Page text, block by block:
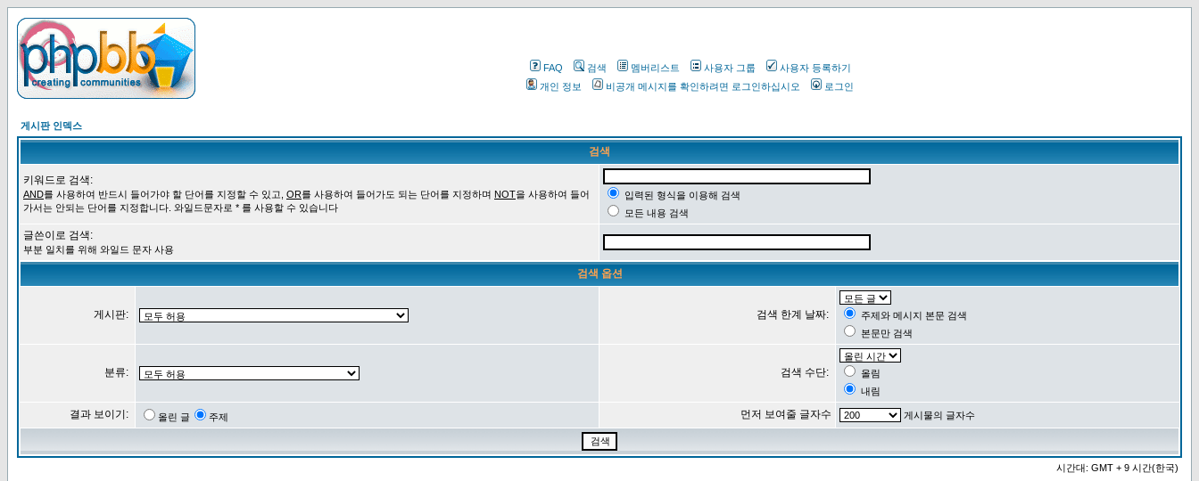
FAQ 검색 멤버리스트 사용자 그룹
사용자 등록하기
개인 정보
비공개 메시지를 확인하려면 로그인하십시오 로그인
게시판 인덱스
검색
키워드로 검색:
AND를 사용하여 반드시 들어가야 할 단어를 지정할 수 있고, OR를 사용하여 들어가도 되는 단어를 지정하며 NOT을 사용하여 들어
가서는 안되는 단어를 지정합니다. 와일드문자로 * 를 사용할 수 있습니다
입력된 형식을 이용해 검색
모든 내용 검색
글쓴이로 검색:
부분 일치를 위해 와일드 문자 사용
검색 옵션
게시판: 검색 한계 날짜:
주제와 메시지 본문 검색
본문만 검색
분류: 검색 수단:
올림
내림
결과 보이기: 올린 글 주제 먼저 보여줄 글자수 게시물의 글자수
시간대: GMT + 9 시간(한국)